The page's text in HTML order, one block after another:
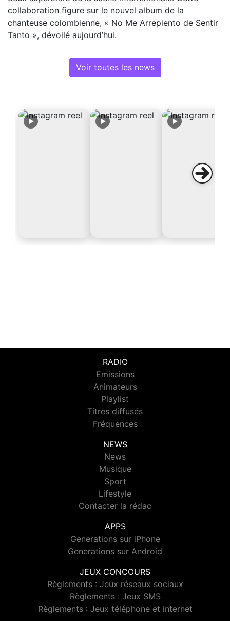
collaboration figure sur le nouvel album de la
chanteuse colombienne, « No Me Arrepiento de Sentir
Tanto », dévoilé aujourd’hui.
Voir toutes les news
RADIO
Emissions
Animateurs
Playlist
Titres diffusés
Fréquences
NEWS
News
Musique
Sport
Lifestyle
Contacter la rédac
APPS
Generations sur iPhone
Generations sur Android
JEUX CONCOURS
Règlements : Jeux réseaux sociaux
Règlements : Jeux SMS
Règlements : Jeux téléphone et internet